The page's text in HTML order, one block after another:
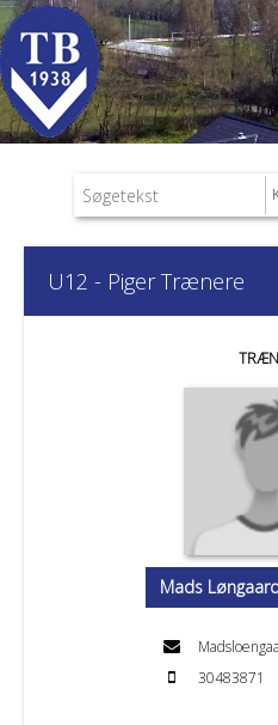
U12 - Piger Trænere
Mads
30483871